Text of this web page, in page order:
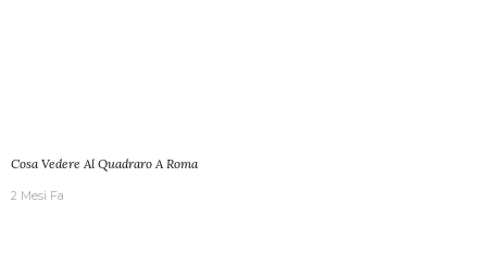
Cosa Vedere Al Quadraro A Roma
2 Mesi Fa